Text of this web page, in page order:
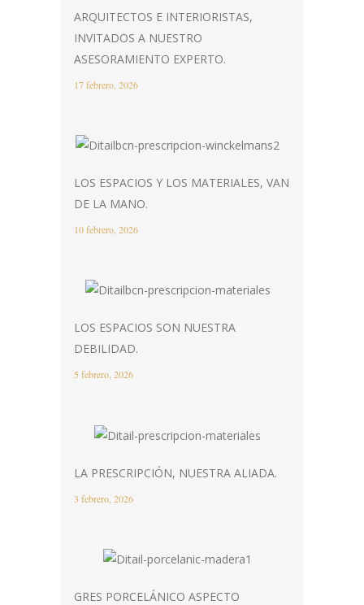
ARQUITECTOS E INTERIORISTAS,
INVITADOS A NUESTRO
ASESORAMIENTO EXPERTO.
17 febrero, 2026
LOS ESPACIOS Y LOS MATERIALES, VAN
DE LA MANO.
10 febrero, 2026
LOS ESPACIOS SON NUESTRA
DEBILIDAD.
5 febrero, 2026
LA PRESCRIPCIÓN, NUESTRA ALIADA.
3 febrero, 2026
GRES PORCELÁNICO ASPECTO